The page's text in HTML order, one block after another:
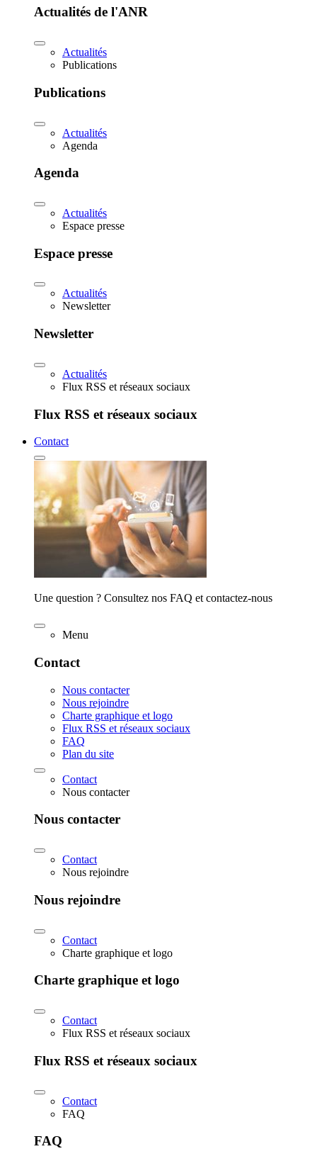
Actualités de l'ANR
Actualités
Publications
Publications
Actualités
Agenda
Agenda
Actualités
Espace presse
Espace presse
Actualités
Newsletter
Newsletter
Actualités
Flux RSS et réseaux sociaux
Flux RSS et réseaux sociaux
Contact
Une question ? Consultez nos FAQ et contactez-nous
Menu
Contact
Nous contacter
Nous rejoindre
Charte graphique et logo
Flux RSS et réseaux sociaux
FAQ
Plan du site
Contact
Nous contacter
Nous contacter
Contact
Nous rejoindre
Nous rejoindre
Contact
Charte graphique et logo
Charte graphique et logo
Contact
Flux RSS et réseaux sociaux
Flux RSS et réseaux sociaux
Contact
FAQ
FAQ